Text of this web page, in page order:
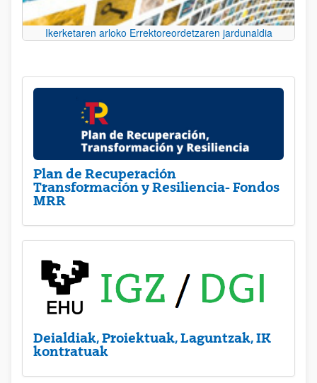
Ikerketaren arloko Errektoreordetzaren jardunaldia
Plan de Recuperación
Transformación y Resiliencia- Fondos
MRR
Deialdiak, Proiektuak, Laguntzak, IK
kontratuak